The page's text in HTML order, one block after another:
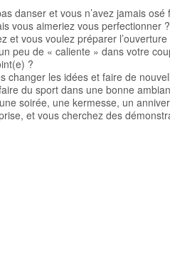
danser et vous n’avez jamais osé
vous aimeriez vous perfectionner ?
et vous voulez préparer
peu de « caliente » dans votre
?
changer les idées et faire de
du sport dans une bonne
soirée, une kermesse, un
et vous cherchez des